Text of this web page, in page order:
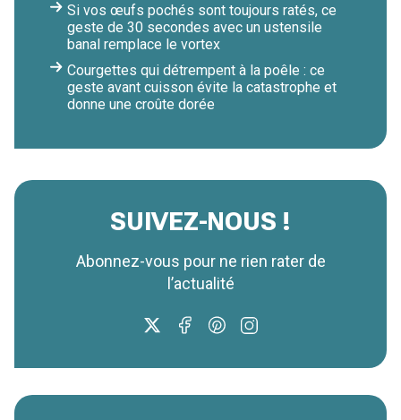
Si vos œufs pochés sont toujours ratés, ce
geste de 30 secondes avec un ustensile
banal remplace le vortex
Courgettes qui détrempent à la poêle : ce
geste avant cuisson évite la catastrophe et
donne une croûte dorée
SUIVEZ-NOUS !
Abonnez-vous pour ne rien rater de
l’actualité